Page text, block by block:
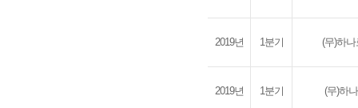
2019년 1분기 (무)하
2019년 1분기 (무)하